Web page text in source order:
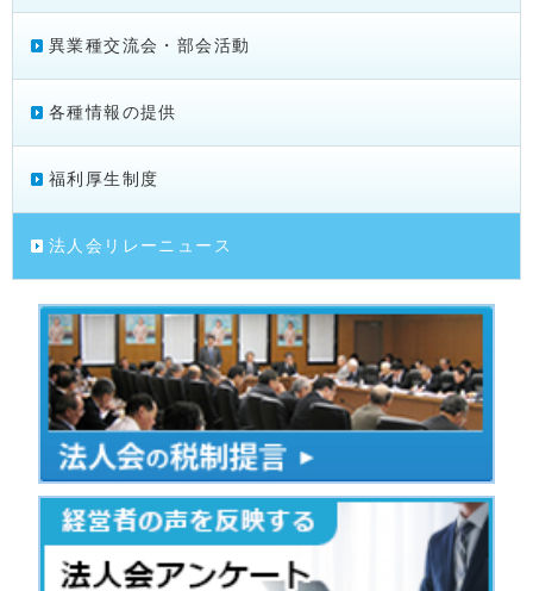
異業種交流会・部会活動
各種情報の提供
福利厚生制度
法人会リレーニュース